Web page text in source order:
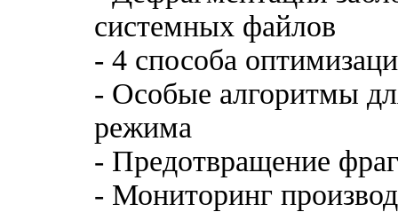
системных файлов
- 4 способа
- Особые алгоритмы
режима
- Предотвращение
- Мониторинг